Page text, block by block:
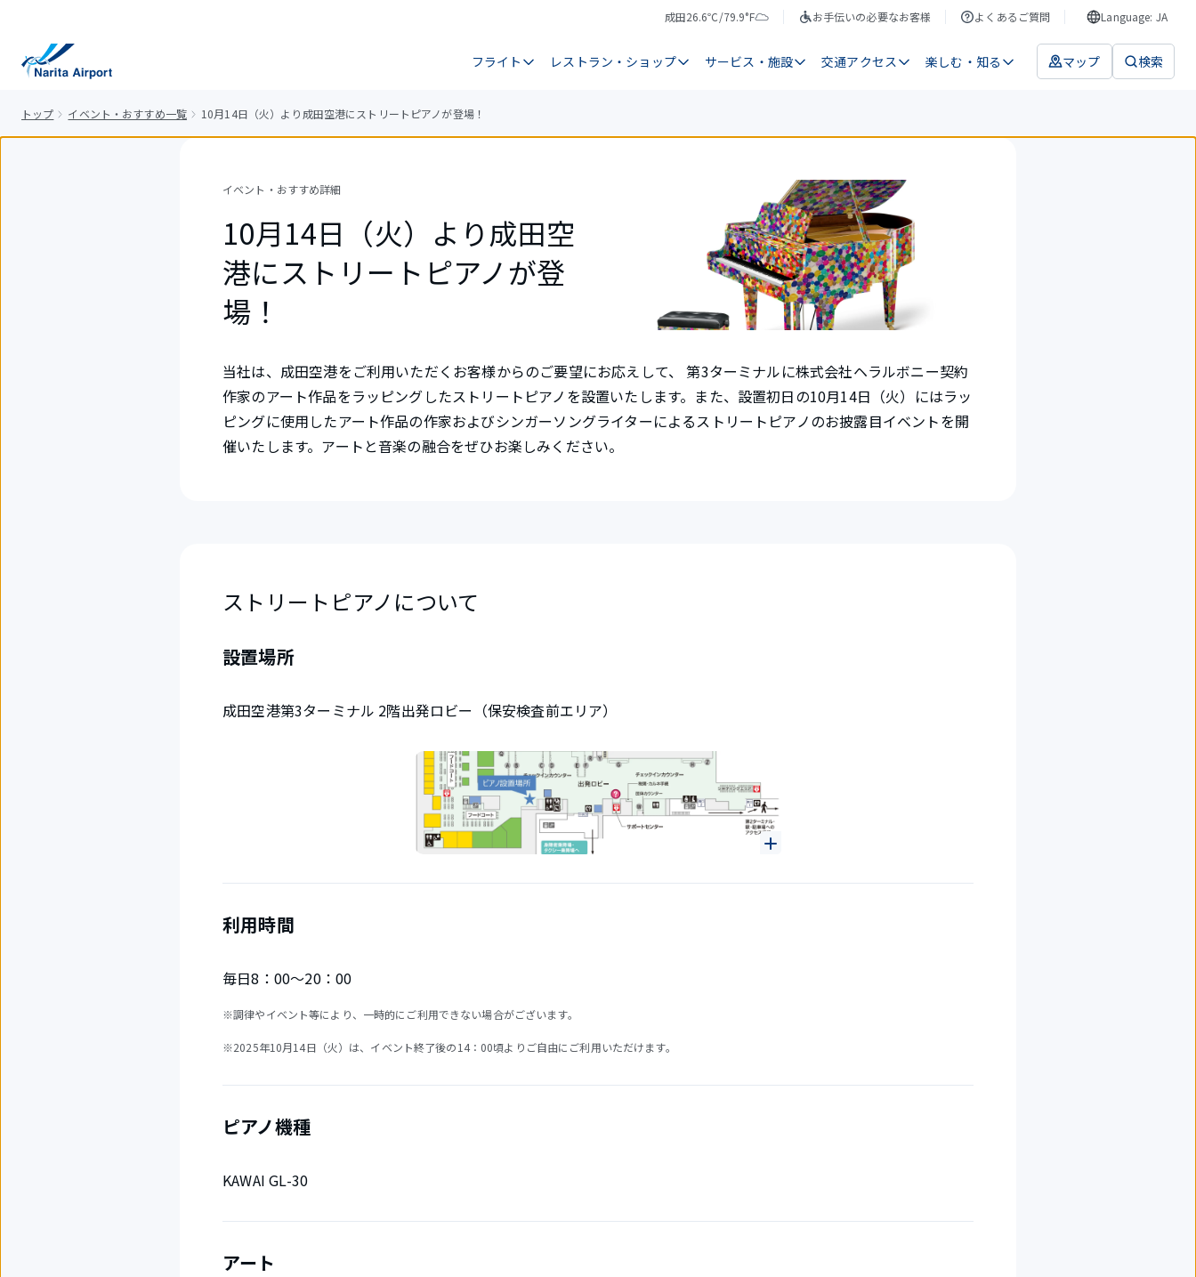
成田
気
26.6℃/79.9°F
天
お手伝いの必要なお客様 よくあるご質問 Language: JA
フライト レストラン・ショップ サービス・施設 交通アクセス 楽しむ・知る マップ 検索
トップ イベント・おすすめ一覧 10月14日（火）より成田空港にストリートピアノが登場！
イベント・おすすめ詳細
10月14日（火）より成田空
港にストリートピアノが登
場！
当社は、成田空港をご利用いただくお客様からのご要望にお応えして、 第3ターミナルに株式会社ヘラルボニー契約
作家のアート作品をラッピングしたストリートピアノを設置いたします。また、設置初日の10月14日（火）にはラッ
ピングに使用したアート作品の作家およびシンガーソングライターによるストリートピアノのお披露目イベントを開
催いたします。アートと音楽の融合をぜひお楽しみください。
ストリートピアノについて
設置場所
成田空港第3ターミナル 2階出発ロビー（保安検査前エリア）
利用時間
毎日8：00～20：00
※調律やイベント等により、一時的にご利用できない場合がございます。
※2025年10月14日（火）は、イベント終了後の14：00頃よりご自由にご利用いただけます。
ピアノ機種
KAWAI GL-30
アート